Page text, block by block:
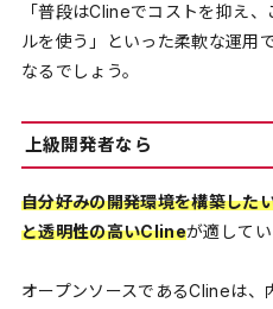
「普段はClineでコストを抑え
ルを使う」といった柔軟な運用
なるでしょう。
上級開発者なら
自分好みの開発環境を構築した
と透明性の高いClineが適してい
オープンソースであるClineは